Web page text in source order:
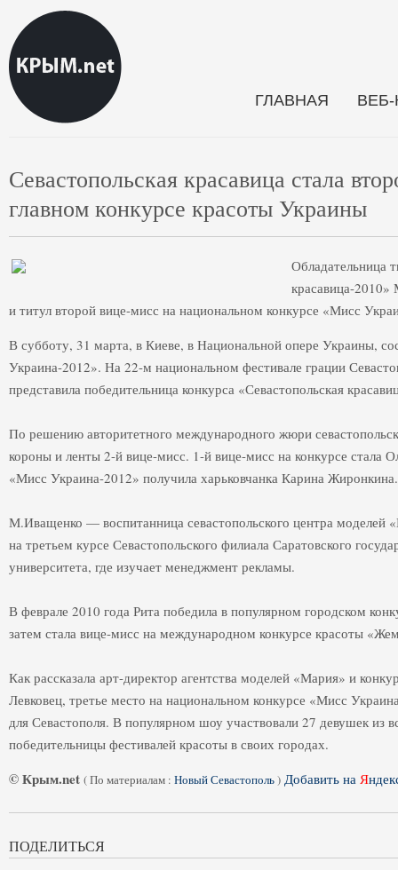
ГЛАВНАЯ
Севастопольская красавица стала
главном конкурсе красоты Украины
Обладательница
красавица-2010»
и титул второй вице-мисс на национальном конкурсе «Мисс
В субботу, 31 марта, в Киеве, в Национальной опере Украины,
Украина-2012». На 22-м национальном фестивале грации
представила победительница конкурса «Севастопольская
По решению авторитетного международного жюри
короны и ленты 2-й вице-мисс. 1-й вице-мисс на конкурсе стала
«Мисс Украина-2012» получила харьковчанка Карина Жиронкина.
М.Иващенко — воспитанница севастопольского центра моделей
на третьем курсе Севастопольского филиала Саратовского
университета, где изучает менеджмент рекламы.
В феврале 2010 года Рита победила в популярном городском
затем стала вице-мисс на международном конкурсе красоты
Как рассказала арт-директор агентства моделей «Мария» и
Левковец, третье место на национальном конкурсе «Мисс
для Севастополя. В популярном шоу участвовали 27 девушек из
победительницы фестивалей красоты в своих городах.
© Крым.net (По материалам : Новый Севастополь) Добавить на Я
ПОДЕЛИТЬСЯ